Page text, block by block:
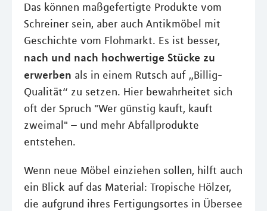
Das können maßgefertigte Produkte vom
Schreiner sein, aber auch Antikmöbel mit
Geschichte vom Flohmarkt. Es ist besser,
nach und nach hochwertige Stücke zu
erwerben als in einem Rutsch auf „Billig-
Qualität“ zu setzen. Hier bewahrheitet sich
oft der Spruch "Wer günstig kauft, kauft
zweimal" – und mehr Abfallprodukte
entstehen.
Wenn neue Möbel einziehen sollen, hilft auch
ein Blick auf das Material: Tropische Hölzer,
die aufgrund ihres Fertigungsortes in Übersee